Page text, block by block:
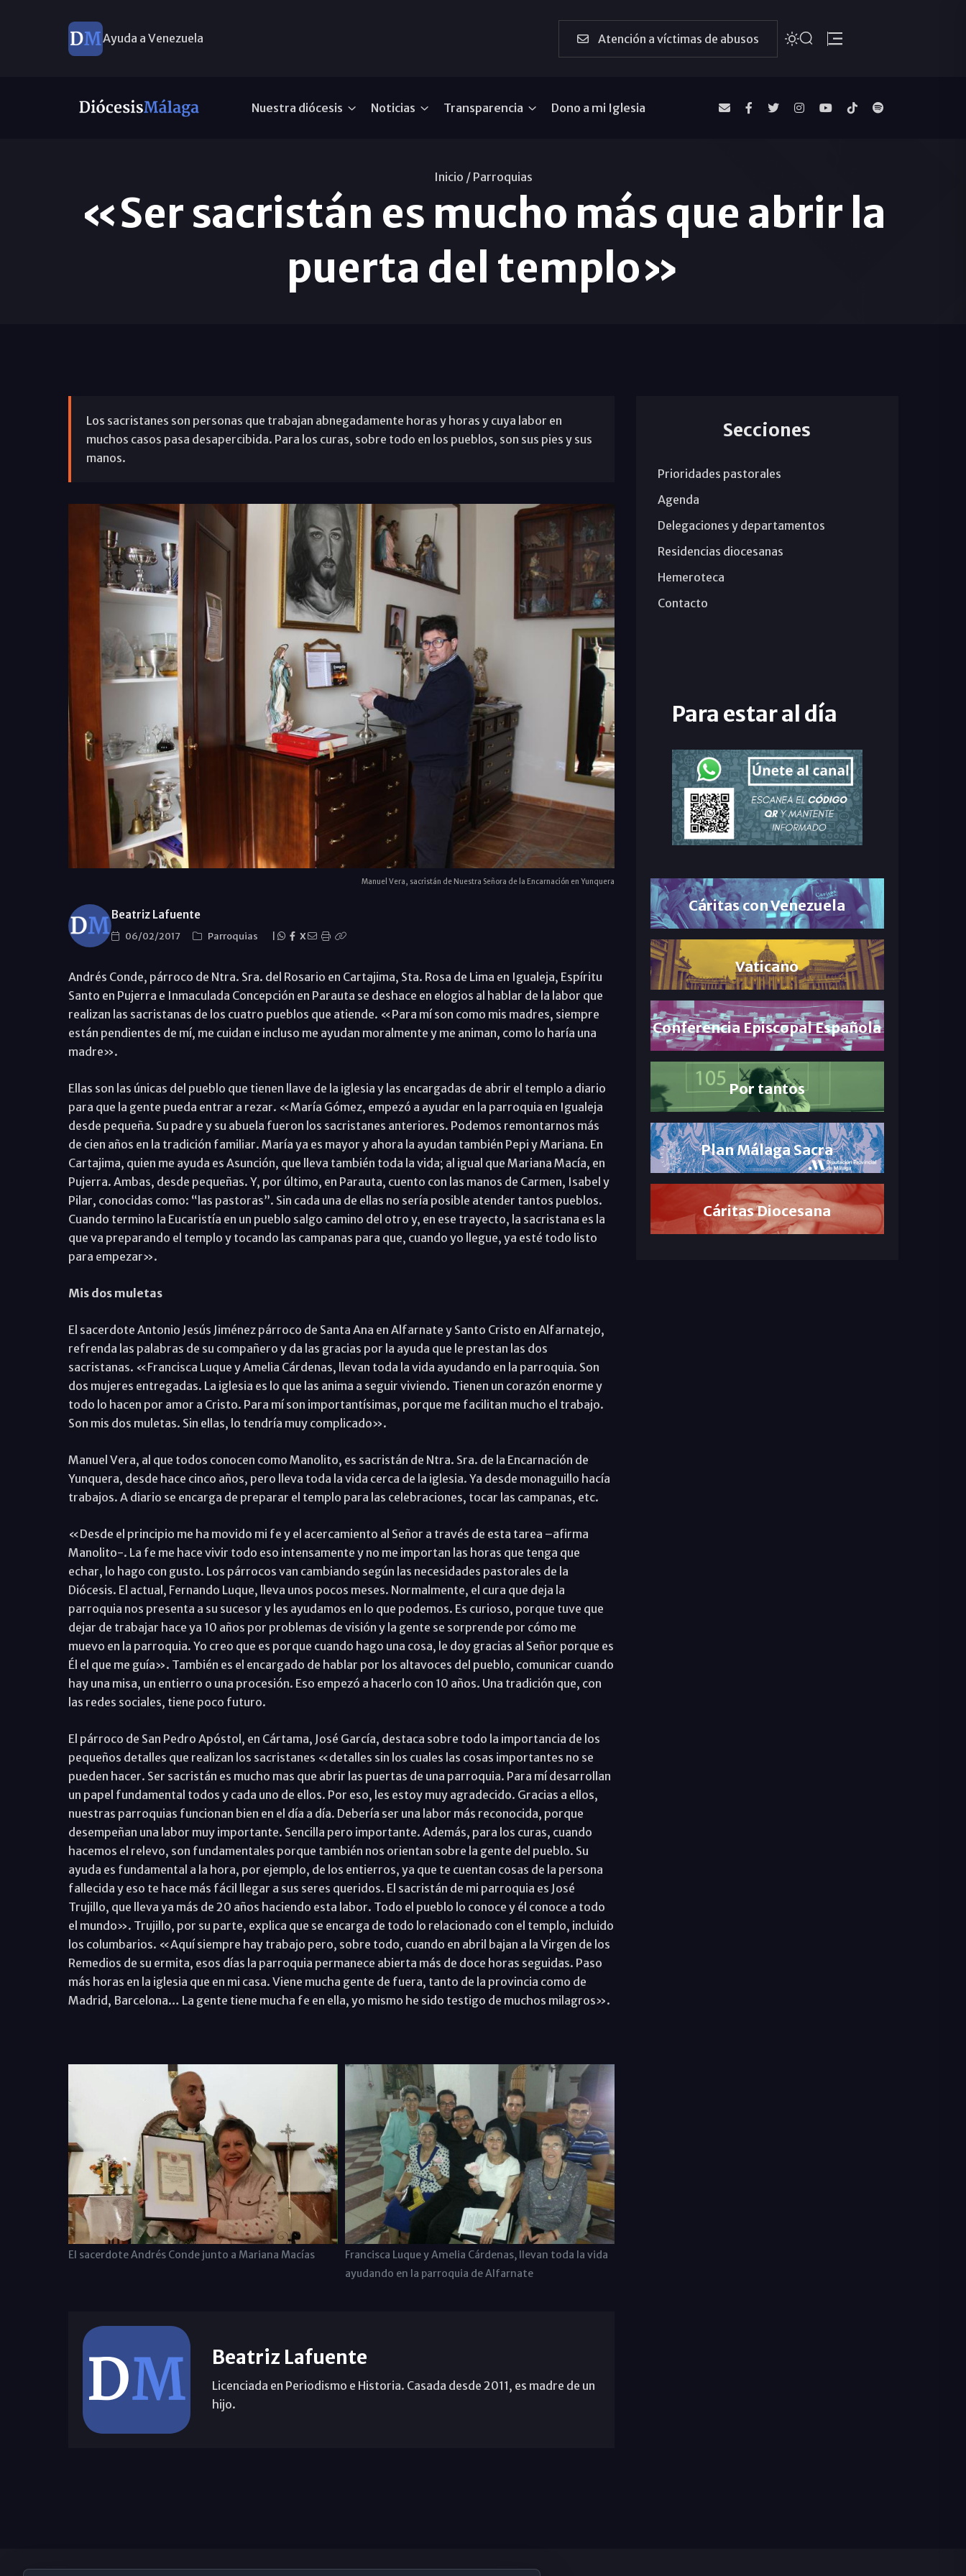
Ayuda a Venezuela Atención a víctimas de abusos
Nuestra diócesis Noticias Transparencia Dono a mi Iglesia
Inicio / Parroquias
«Ser sacristán es mucho más que abrir la
puerta del templo»
Los sacristanes son personas que trabajan abnegadamente horas y horas y cuya labor en
muchos casos pasa desapercibida. Para los curas, sobre todo en los pueblos, son sus pies y sus
manos.
Manuel Vera, sacristán de Nuestra Señora de la Encarnación en Yunquera
Beatriz Lafuente
06/02/2017 Parroquias X
Andrés Conde, párroco de Ntra. Sra. del Rosario en Cartajima, Sta. Rosa de Lima en Igualeja, Espíritu
Santo en Pujerra e Inmaculada Concepción en Parauta se deshace en elogios al hablar de la labor que
realizan las sacristanas de los cuatro pueblos que atiende. «Para mí son como mis madres, siempre
están pendientes de mí, me cuidan e incluso me ayudan moralmente y me animan, como lo haría una
madre».
Ellas son las únicas del pueblo que tienen llave de la iglesia y las encargadas de abrir el templo a diario
para que la gente pueda entrar a rezar. «María Gómez, empezó a ayudar en la parroquia en Igualeja
desde pequeña. Su padre y su abuela fueron los sacristanes anteriores. Podemos remontarnos más
de cien años en la tradición familiar. María ya es mayor y ahora la ayudan también Pepi y Mariana. En
Cartajima, quien me ayuda es Asunción, que lleva también toda la vida; al igual que Mariana Macía, en
Pujerra. Ambas, desde pequeñas. Y, por último, en Parauta, cuento con las manos de Carmen, Isabel y
Pilar, conocidas como: “las pastoras”. Sin cada una de ellas no sería posible atender tantos pueblos.
Cuando termino la Eucaristía en un pueblo salgo camino del otro y, en ese trayecto, la sacristana es la
que va preparando el templo y tocando las campanas para que, cuando yo llegue, ya esté todo listo
para empezar».
Mis dos muletas
El sacerdote Antonio Jesús Jiménez párroco de Santa Ana en Alfarnate y Santo Cristo en Alfarnatejo,
refrenda las palabras de su compañero y da las gracias por la ayuda que le prestan las dos
sacristanas. «Francisca Luque y Amelia Cárdenas, llevan toda la vida ayudando en la parroquia. Son
dos mujeres entregadas. La iglesia es lo que las anima a seguir viviendo. Tienen un corazón enorme y
todo lo hacen por amor a Cristo. Para mí son importantísimas, porque me facilitan mucho el trabajo.
Son mis dos muletas. Sin ellas, lo tendría muy complicado».
Manuel Vera, al que todos conocen como Manolito, es sacristán de Ntra. Sra. de la Encarnación de
Yunquera, desde hace cinco años, pero lleva toda la vida cerca de la iglesia. Ya desde monaguillo hacía
trabajos. A diario se encarga de preparar el templo para las celebraciones, tocar las campanas, etc.
«Desde el principio me ha movido mi fe y el acercamiento al Señor a través de esta tarea –afirma
Manolito-. La fe me hace vivir todo eso intensamente y no me importan las horas que tenga que
echar, lo hago con gusto. Los párrocos van cambiando según las necesidades pastorales de la
Diócesis. El actual, Fernando Luque, lleva unos pocos meses. Normalmente, el cura que deja la
parroquia nos presenta a su sucesor y les ayudamos en lo que podemos. Es curioso, porque tuve que
dejar de trabajar hace ya 10 años por problemas de visión y la gente se sorprende por cómo me
muevo en la parroquia. Yo creo que es porque cuando hago una cosa, le doy gracias al Señor porque es
Él el que me guía». También es el encargado de hablar por los altavoces del pueblo, comunicar cuando
hay una misa, un entierro o una procesión. Eso empezó a hacerlo con 10 años. Una tradición que, con
las redes sociales, tiene poco futuro.
El párroco de San Pedro Apóstol, en Cártama, José García, destaca sobre todo la importancia de los
pequeños detalles que realizan los sacristanes «detalles sin los cuales las cosas importantes no se
pueden hacer. Ser sacristán es mucho mas que abrir las puertas de una parroquia. Para mí desarrollan
un papel fundamental todos y cada uno de ellos. Por eso, les estoy muy agradecido. Gracias a ellos,
nuestras parroquias funcionan bien en el día a día. Debería ser una labor más reconocida, porque
desempeñan una labor muy importante. Sencilla pero importante. Además, para los curas, cuando
hacemos el relevo, son fundamentales porque también nos orientan sobre la gente del pueblo. Su
ayuda es fundamental a la hora, por ejemplo, de los entierros, ya que te cuentan cosas de la persona
fallecida y eso te hace más fácil llegar a sus seres queridos. El sacristán de mi parroquia es José
Trujillo, que lleva ya más de 20 años haciendo esta labor. Todo el pueblo lo conoce y él conoce a todo
el mundo». Trujillo, por su parte, explica que se encarga de todo lo relacionado con el templo, incluido
los columbarios. «Aquí siempre hay trabajo pero, sobre todo, cuando en abril bajan a la Virgen de los
Remedios de su ermita, esos días la parroquia permanece abierta más de doce horas seguidas. Paso
más horas en la iglesia que en mi casa. Viene mucha gente de fuera, tanto de la provincia como de
Madrid, Barcelona… La gente tiene mucha fe en ella, yo mismo he sido testigo de muchos milagros».
El sacerdote Andrés Conde junto a Mariana Macías
Francisca Luque y Amelia Cárdenas, llevan toda la vida
ayudando en la parroquia de Alfarnate
Beatriz Lafuente
Licenciada en Periodismo e Historia. Casada desde 2011, es madre de un
hijo.
Secciones
Prioridades pastorales
Agenda
Delegaciones y departamentos
Residencias diocesanas
Hemeroteca
Contacto
Para estar al día
Cáritas con Venezuela
Vaticano
Conferencia Episcopal Española
Por tantos
Plan Málaga Sacra
Cáritas Diocesana